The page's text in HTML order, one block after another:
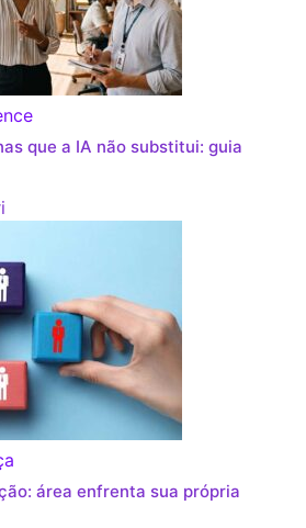
que a IA não substitui: guia
área enfrenta sua própria